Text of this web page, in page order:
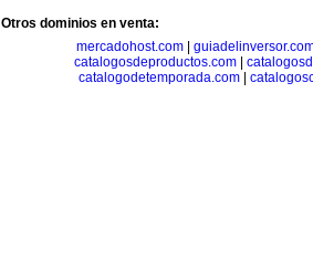
Otros dominios en venta:
mercadohost.com|
catalogosdeproductos.com
catalogodetemporada.com